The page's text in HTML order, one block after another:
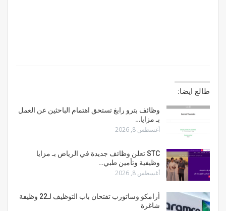
طالع ايضا:
وظائف بترو رابغ تستحق اهتمام الباحثين عن العمل
بـ مزايا…
أغسطس 8, 2026
STC تعلن وظائف جديدة في الرياض بـ مزايا
وظيفية وتأمين طبي…
أغسطس 8, 2026
أرامكو وساتورب تفتحان باب التوظيف لـ22 وظيفة
شاغرة